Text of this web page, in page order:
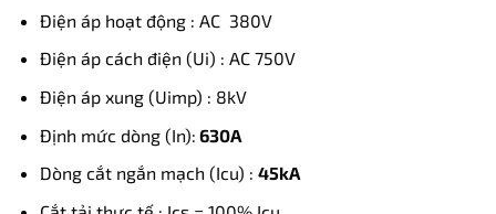
Điện áp hoạt động : AC 380V
Điện áp cách điện (Ui) : AC 750V
Điện áp xung (Uimp) : 8kV
Định mức dòng (In): 630A
Dòng cắt ngắn mạch (Icu) : 45kA